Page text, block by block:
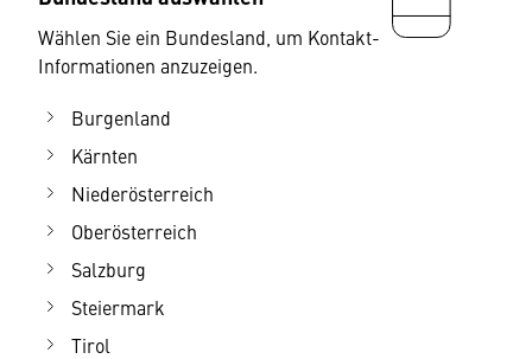
Wählen Sie ein Bundesland, um Kontakt-
Informationen anzuzeigen.
Burgenland
Kärnten
Niederösterreich
Oberösterreich
Salzburg
Steiermark
Tirol